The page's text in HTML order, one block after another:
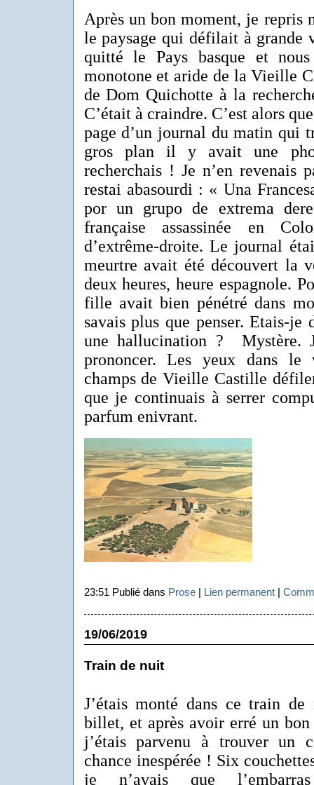
Après un bon moment, je repris
le paysage qui défilait à grande
quitté le Pays basque et
monotone et aride de la Vieille
de Dom Quichotte à la
C’était à craindre. C’est alors
page d’un journal du matin qui
gros plan il y avait une
recherchais ! Je n’en revenais
restai abasourdi : « Una
por un grupo de extrema
française assassinée en
d’extrême-droite. Le journal
meurtre avait été découvert la
deux heures, heure espagnole.
fille avait bien pénétré dans
savais plus que penser. Etais-je
une hallucination ? Mystère.
prononcer. Les yeux dans le
champs de Vieille Castille
que je continuais à serrer
parfum enivrant.
23:51 Publié dans Prose| Lien permanent|
19/06/2019
Train de nuit
J’étais monté dans ce train
billet, et après avoir erré un
j’étais parvenu à trouver un
chance inespérée ! Six
je n’avais que